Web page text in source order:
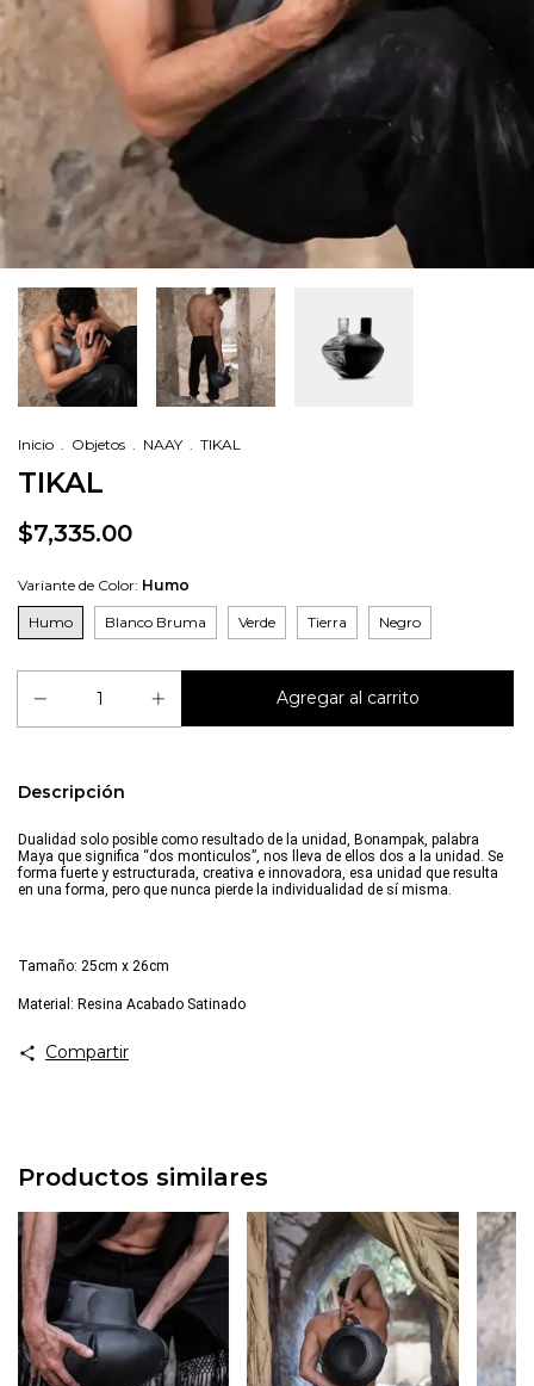
Inicio . Objetos . NAAY . TIKAL
TIKAL
$7,335.00
Variante de Color: Humo
Humo Blanco Bruma Verde Tierra Negro
Descripción
Dualidad solo posible como resultado de la unidad, Bonampak, palabra
Maya que significa “dos monticulos”, nos lleva de ellos dos a la unidad. Se
forma fuerte y estructurada, creativa e innovadora, esa unidad que resulta
en una forma, pero que nunca pierde la individualidad de sí misma.
Tamaño: 25cm x 26cm
Material: Resina Acabado Satinado
Compartir
Productos similares